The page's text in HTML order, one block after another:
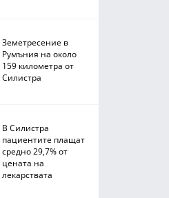
Земетресение в
Румъния на около
159 километра от
Силистра
В Силистра
пациентите плащат
средно 29,7% от
цената на
лекарствата